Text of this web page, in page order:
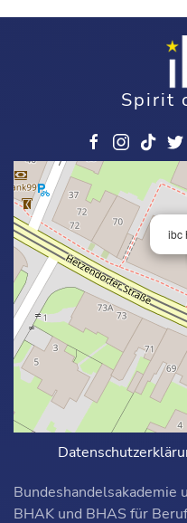
Spirit
ibc
Bundeshandelsakademie
BHAK und BHAS für